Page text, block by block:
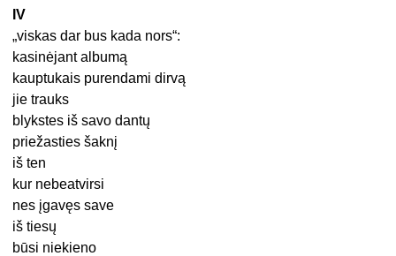
IV
„viskas dar bus kada nors“:
kasinėjant albumą
kauptukais purendami dirvą
jie trauks
blykstes iš savo dantų
priežasties šaknį
iš ten
kur nebeatvirsi
nes įgavęs save
iš tiesų
būsi niekieno